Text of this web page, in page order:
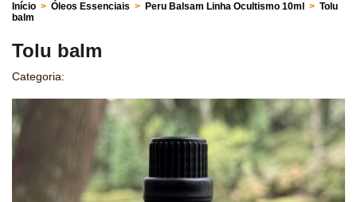
Início > Óleos Essenciais > Peru Balsam Linha Ocultismo 10ml > Tolu
balm
Tolu balm
Categoria: